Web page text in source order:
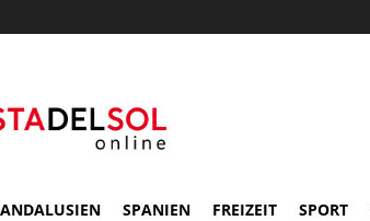
ANDALUSIEN SPANIEN FREIZEIT SPORT